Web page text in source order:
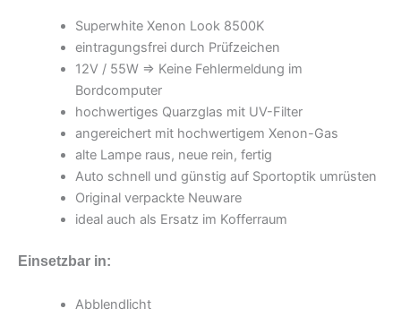
Superwhite Xenon Look 8500K
eintragungsfrei durch Prüfzeichen
12V / 55W => Keine Fehlermeldung im
Bordcomputer
hochwertiges Quarzglas mit UV-Filter
angereichert mit hochwertigem Xenon-Gas
alte Lampe raus, neue rein, fertig
Auto schnell und günstig auf Sportoptik umrüsten
Original verpackte Neuware
ideal auch als Ersatz im Kofferraum
Einsetzbar in:
Abblendlicht